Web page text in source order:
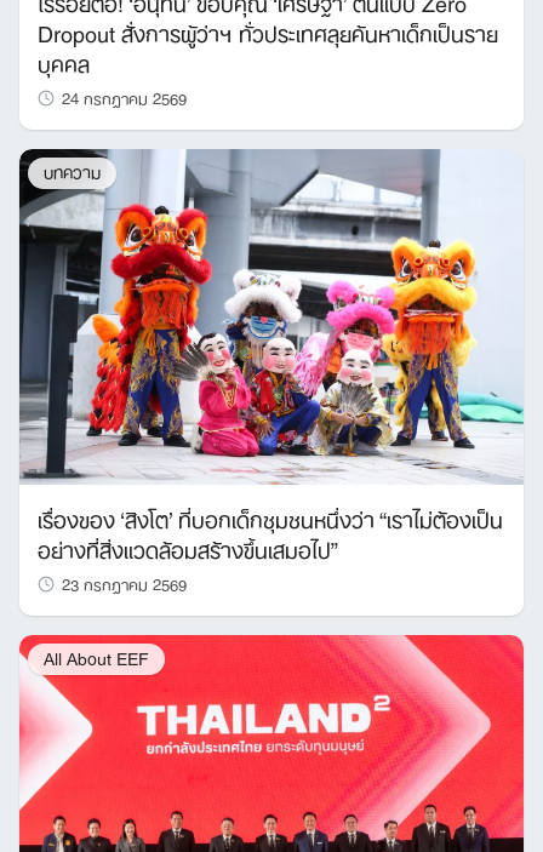
Dropout สั่งการผู้ว่าฯ ทั่วประเทศลุยค้นหาเด็กเป็นราย
บุคคล
24 กรกฎาคม 2569
บทความ
เรื่องของ ‘สิงโต’ ที่บอกเด็กชุมชนหนึ่งว่า “เราไม่ต้องเป็น
อย่างที่สิ่งแวดล้อมสร้างขึ้นเสมอไป”
23 กรกฎาคม 2569
All About EEF